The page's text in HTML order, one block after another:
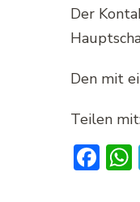
Der
Den mit
Teilen